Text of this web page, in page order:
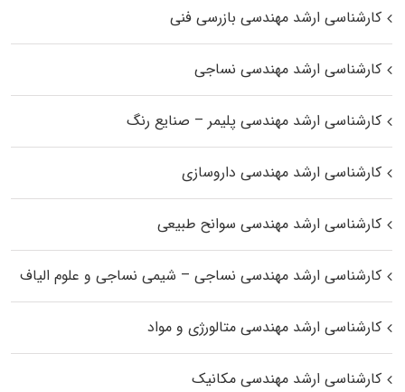
کارشناسی ارشد مهندسی بازرسی فنی
کارشناسی ارشد مهندسی نساجی
کارشناسی ارشد مهندسی پلیمر – صنایع رنگ
کارشناسی ارشد مهندسی داروسازی
کارشناسی ارشد مهندسی سوانح طبیعی
کارشناسی ارشد مهندسی نساجی – شیمی نساجی و علوم الیاف
کارشناسی ارشد مهندسی متالورژی و مواد
کارشناسی ارشد مهندسی مکانیک